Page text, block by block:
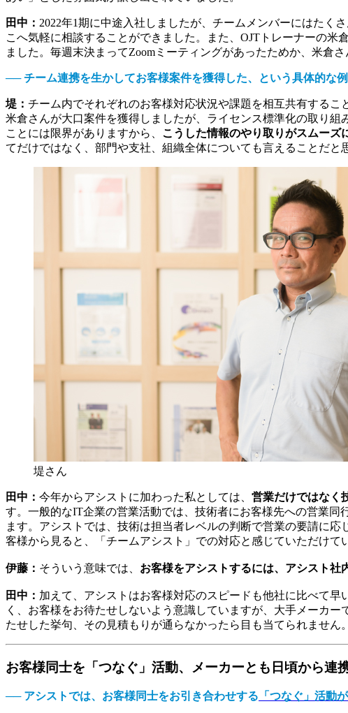
田中： 2022年1期に中途入社しましたが、チームメンバーにはたく
こへ気軽に相談することができました。また、OJTトレーナーの
ました。毎週末決まってZoomミーティングがあったためか、米倉
── チーム連携を生かしてお客様案件を獲得した、という具体的な例
堤： チーム内でそれぞれのお客様対応状況や課題を相互共有する
米倉さんが大口案件を獲得しましたが、ライセンス標準化の取り
ことには限界がありますから、 こうした情報のやり取りがスムーズ
てだけではなく、部門や支社、組織全体についても言えることだと
堤さん
田中： 今年からアシストに加わった私としては、 営業だけではなく
す。一般的なIT企業の営業活動では、技術者にお客様先への営業
ます。アシストでは、技術は担当者レベルの判断で営業の要請に
客様から見ると、「チームアシスト」での対応と感じていただけて
伊藤： そういう意味では、 お客様をアシストするには、アシスト
田中： 加えて、アシストはお客様対応のスピードも他社に比べて
く、お客様をお待たせしないよう意識していますが、大手メーカ
たせした挙句、その見積もりが通らなかったら目も当てられません。
お客様同士を「つなぐ」活動、メーカーとも日頃から連
── アシストでは、お客様同士をお引き合わせする 「つなぐ」活動